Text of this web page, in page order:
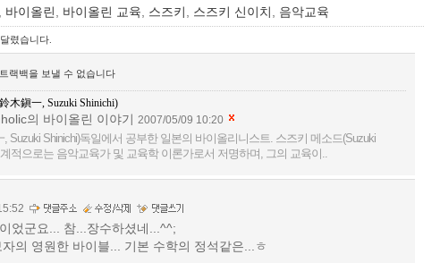
, 바이올린 , 바이올린 교육, 스즈키 , 스즈키 신이치 , 음악교육
렸습니다.
랙백을 보낼 수 없습니다
木鎭一, Suzuki Shinichi)
의 바이올린 이야기 2007/05/09 10:20
Suzuki Shinichi)독일에서 공부한 일본의 바이올리니스트. 스즈키 메소드(Suzuki
적으로는 음악교육가 및 교육학 이론가로서 저명하며, 그의 교육이..
었군요... 참...장수하셨네...^^;
의 영원한 바이블... 기본 수학의 정석같은...ㅎ